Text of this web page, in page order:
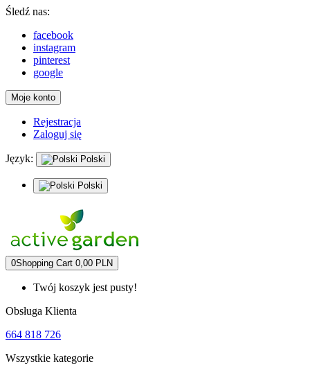
Śledź nas:
facebook
instagram
pinterest
google
Moje konto
Rejestracja
Zaloguj się
Język: Polski
Polski
0Shopping Cart 0,00 PLN
Twój koszyk jest pusty!
Obsługa Klienta
664 818 726
Wszystkie kategorie